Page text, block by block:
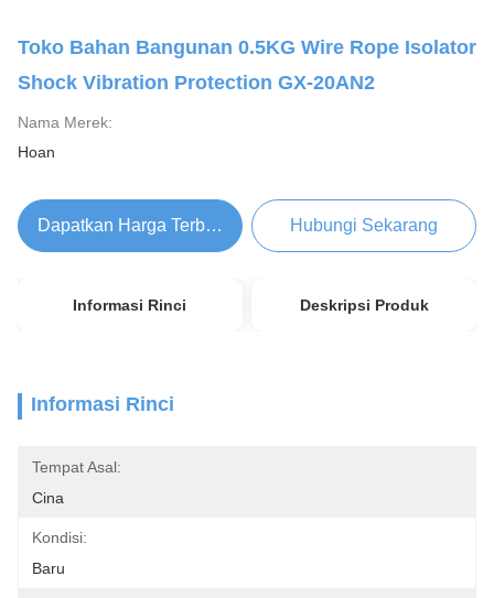
Toko Bahan Bangunan 0.5KG Wire Rope Isolator
Shock Vibration Protection GX-20AN2
Nama Merek:
Hoan
Dapatkan Harga Terbaik Hubungi Sekarang
Informasi Rinci Deskripsi Produk
Informasi Rinci
Tempat Asal:
Cina
Kondisi:
Baru